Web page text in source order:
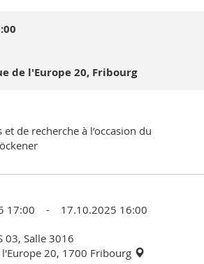
de l'Europe 20, Fribourg
de recherche à l’occasion du
17:00 - 17.10.2025 16:00
03, Salle 3016
20, 1700 Fribourg